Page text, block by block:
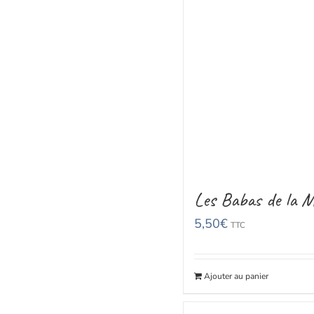
Les Babas de la
5,50€ TTC
Ajouter au panier